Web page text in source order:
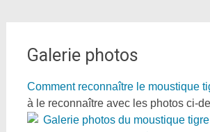
Galerie photos
Comment reconnaître le moustique
à le reconnaître avec les photos ci-